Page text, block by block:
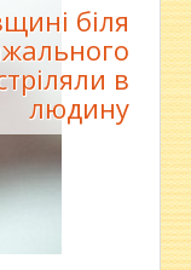
біля
в
людину